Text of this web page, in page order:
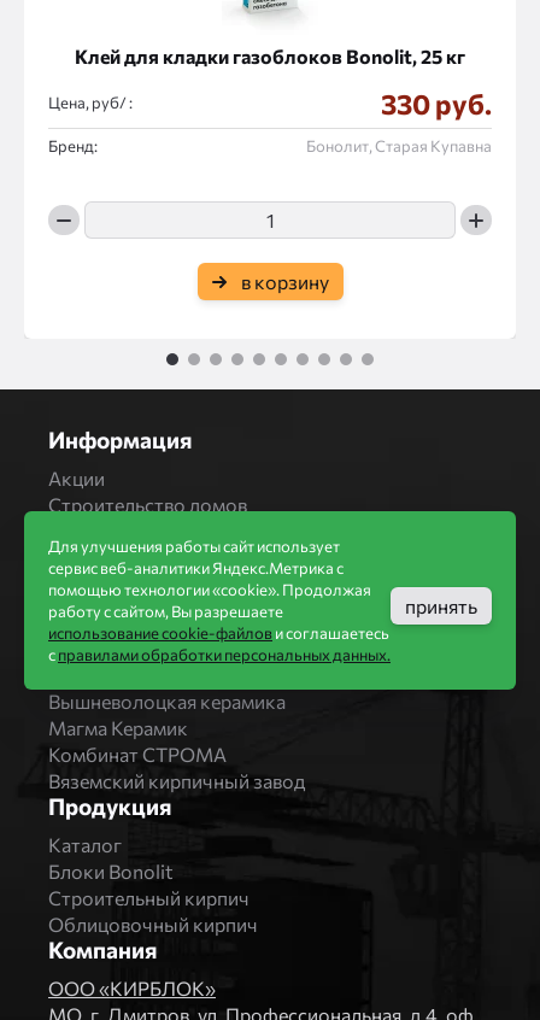
Клей для кладки газоблоков Bonolit, 25 кг
Цена, руб/ : 330 руб.
Бренд: Бонолит, Старая Купавна
в корзину
1 2 3 4 5 6 7 8 9 10
Информация
Акции
Строительство домов
Статьи
Производители
Бренды
Bonolit
Вышневолоцкая керамика
Магма Керамик
Комбинат СТРОМА
Вяземский кирпичный завод
Продукция
Каталог
Блоки Bonolit
Строительный кирпич
Облицовочный кирпич
Компания
ООО «КИРБЛОК»
МO, г. Дмитров, ул. Профессиональная, д.4, оф.
Для улучшения работы сайт использует
сервис веб-аналитики Яндекс.Метрика с
помощью технологии «cookie». Продолжая
работу с сайтом, Вы разрешаете
использование cookie-файлови соглашаетесь
справилами обработки персональных данных.
принять